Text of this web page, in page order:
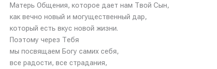
Матерь Общения, которое дает нам Твой Сын,
как вечно новый и могущественный дар,
который есть вкус новой жизни.
Поэтому через Тебя
мы посвящаем Богу самих себя,
все радости, все страдания,